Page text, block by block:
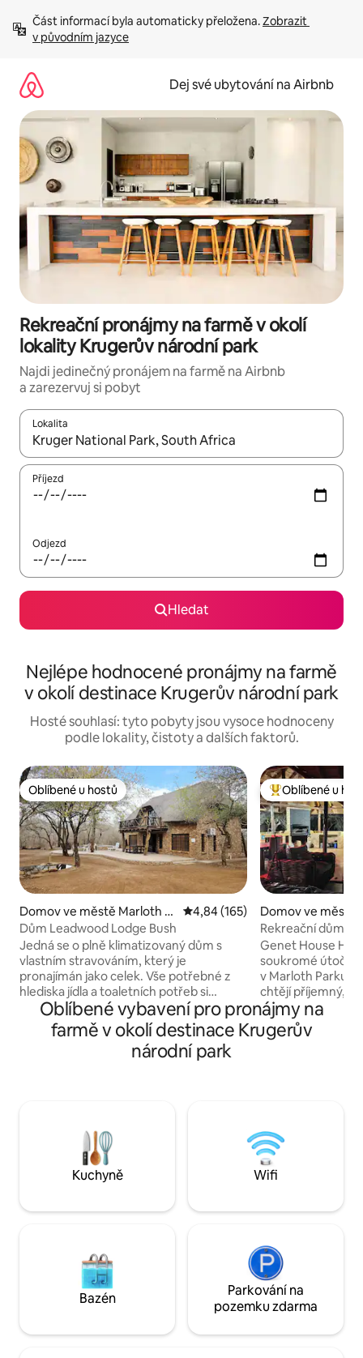
obsah
Část informací byla automaticky přeložena. Zobrazit
v původním jazyce
Dej své ubytování na Airbnb
Rekreační pronájmy na farmě v okolí
lokality Krugerův národní park
Najdi jedinečný pronájem na farmě na Airbnb
a zarezervuj si pobyt
Lokalita
Až budou výsledky k dispozici, můžeš si je procházet pomocí
Příjezd
Odjezd
Hledat
Nejlépe hodnocené pronájmy na farmě
v okolí destinace Krugerův národní park
Hosté souhlasí: tyto pobyty jsou vysoce hodnoceny
podle lokality, čistoty a dalších faktorů.
Oblíbené u hostů
Oblíbené u hostů
Domov ve městě Marloth P
ark
Průměrné hodnocení 4,84 z 5,
4,84 (165)
Dům Leadwood Lodge Bush
Jedná se o plně klimatizovaný dům s
vlastním stravováním, který je
pronajímán jako celek. Vše potřebné z
hlediska jídla a toaletních potřeb si
musíte přivézt s sebou (ručníky a ložní
prádlo jsou k dispozici). Máme
invertorový systém, který umožňuje
osvětlení během přerušování dodávky
nezapomeňte si dobrou baterku a
kontaktujte nás.
Nejlepší v
Oblíbené u
Domov ve městě
rk
Rekreační dům
Genet House
soukromé
v Marloth Parku,
chtějí příjemný,
pobyt s
a snadným
v Národním
Cíl je
působí klidně, je
takový, jak bylo
Oblíbené vybavení pro pronájmy na
farmě v okolí destinace Krugerův
národní park
Kuchyně Wifi
Bazén
Parkování na
pozemku zdarma